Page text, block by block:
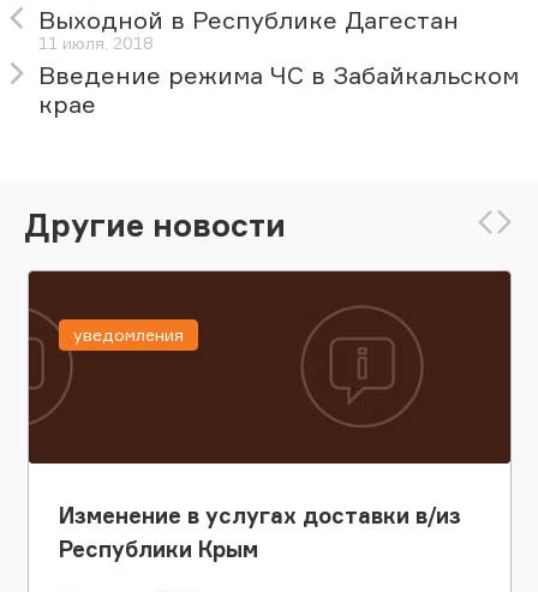
Выходной в Республике Дагестан
11 июля, 2018
Введение режима ЧС в Забайкальском
крае
Другие новости
Изменение в услугах доставки в/из
Республики Крым
уведомления